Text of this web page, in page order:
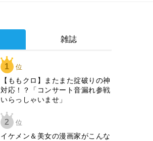
雑誌
1 位
【ももクロ】またまた掟破りの神
対応！？「コンサート音漏れ参戦
いらっしゃいませ」
2 位
イケメン＆美女の漫画家がこんな